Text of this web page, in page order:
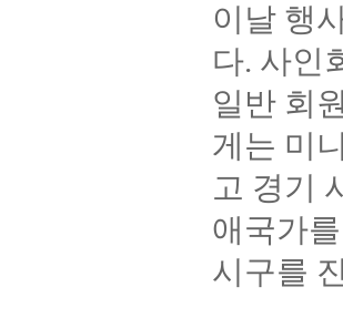
이날 행
다. 사인
일반 회
게는 미
고 경기
애국가
시구를